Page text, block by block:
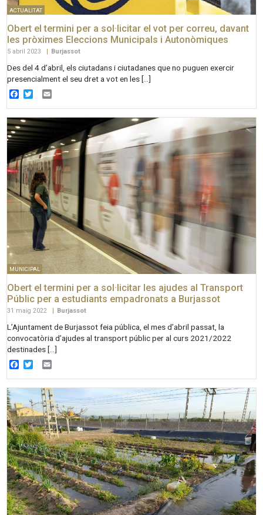
ACTUALITAT
Obert el termini per a sol·licitar el vot per correu, davant
les pròximes Eleccions Municipals i Autonòmiques
5 abril 2023 Burjassot
Des del 4 d’abril, els ciutadans i ciutadanes que no puguen exercir
presencialment el seu dret a vot en les […]
Facebook
Twitter
MUNICIPAL
Obert el termini per a sol·licitar les ajudes al Transport
Públic per a estudiants empadronats a Burjassot
31 maig 2022 | Burjassot
L’Ajuntament de Burjassot feia pública, el mes d’abril passat, la
convocatòria d’ajudes al transport públic per al curs 2021/2022
destinades […]
Facebook
Twitter